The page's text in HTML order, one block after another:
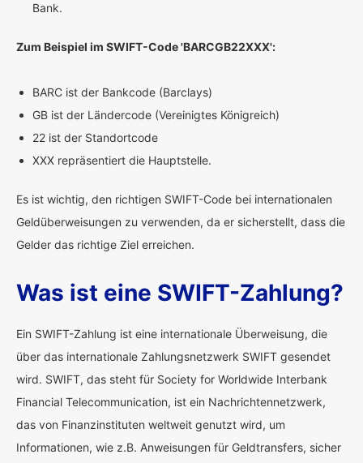
Bank.
Zum Beispiel im SWIFT-Code 'BARCGB22XXX':
BARC ist der Bankcode (Barclays)
GB ist der Ländercode (Vereinigtes Königreich)
22 ist der Standortcode
XXX repräsentiert die Hauptstelle.
Es ist wichtig, den richtigen SWIFT-Code bei internationalen
Geldüberweisungen zu verwenden, da er sicherstellt, dass die
Gelder das richtige Ziel erreichen.
Was ist eine SWIFT-Zahlung?
Ein SWIFT-Zahlung ist eine internationale Überweisung, die
über das internationale Zahlungsnetzwerk SWIFT gesendet
wird. SWIFT, das steht für Society for Worldwide Interbank
Financial Telecommunication, ist ein Nachrichtennetzwerk,
das von Finanzinstituten weltweit genutzt wird, um
Informationen, wie z.B. Anweisungen für Geldtransfers, sicher